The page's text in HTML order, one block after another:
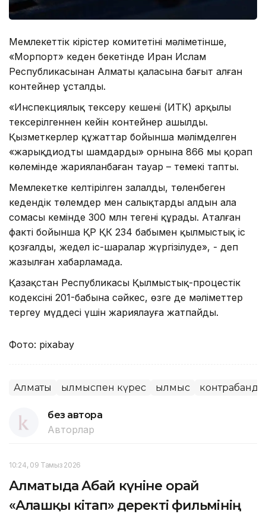
Мемлекеттік кірістер комитетінің мәліметінше,
«Морпорт» кеден бекетінде Иран Ислам
Республикасынан Алматы қаласына бағыт алған
контейнер ұсталды.
«Инспекциялық тексеру кешені (ИТК) арқылы
тексерілгеннен кейін контейнер ашылды.
Қызметкерлер құжаттар бойынша мәлімделген
«жарықдиодты шамдардың» орнына 866 мың қорап
көлемінде жарияланбаған тауар – темекі тапты.
Мемлекетке келтірілген залалдың, төленбеген
кедендік төлемдер мен салықтардың алдын ала
сомасы кемінде 300 млн теңгені құрады. Аталған
факті бойынша ҚР ҚК 234 бабымен қылмыстық іс
қозғалды, жедел іс-шаралар жүргізілуде», - деп
жазылған хабарламада.
Қазақстан Республикасы Қылмыстық-процестік
кодексінің 201-бабына сәйкес, өзге де мәліметтер
тергеу мүддесі үшін жариялауға жатпайды.
Фото: pixabay
Алматы Қылмыспен күрес Қылмыс контрабанда
без автора
Авторлар
10:24, 09 Тамыз 2026
Алматыда Абай күніне орай
«Алғашқы кітап» деректі фильмінің